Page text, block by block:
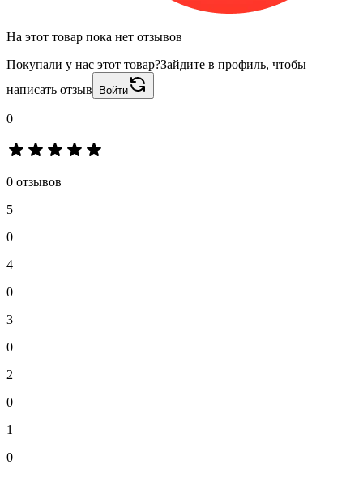
На этот товар пока нет отзывов
Покупали у нас этот товар?Зайдите в профиль, чтобы
написать отзыв
Войти
0
0 отзывов
5
0
4
0
3
0
2
0
1
0